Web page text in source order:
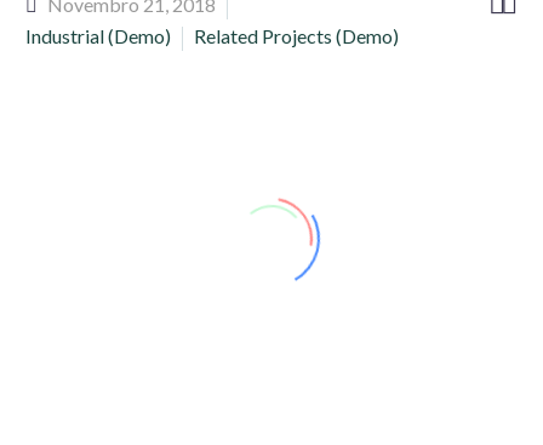
Industrial (Demo)
Related Projects (Demo)